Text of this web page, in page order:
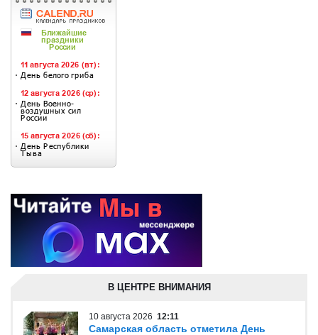
В ЦЕНТРЕ ВНИМАНИЯ
10 августа 2026 12:11
Самарская область отметила День